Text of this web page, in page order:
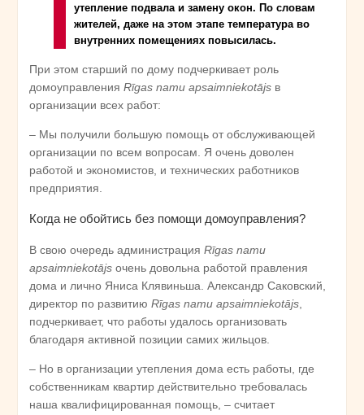
утепление подвала и замену окон. По словам
жителей, даже на этом этапе температура во
внутренних помещениях повысилась.
При этом старший по дому подчеркивает роль
домоуправления Rīgas namu apsaimniekotājs в
организации всех работ:
– Мы получили большую помощь от обслуживающей
организации по всем вопросам. Я очень доволен
работой и экономистов, и технических работников
предприятия.
Когда не обойтись без помощи домоуправления?
В свою очередь администрация Rīgas namu
apsaimniekotājs очень довольна работой правления
дома и лично Яниса Клявиньша. Александр Саковский,
директор по развитию Rīgas namu apsaimniekotājs,
подчеркивает, что работы удалось организовать
благодаря активной позиции самих жильцов.
– Но в организации утепления дома есть работы, где
собственникам квартир действительно требовалась
наша квалифицированная помощь, – считает